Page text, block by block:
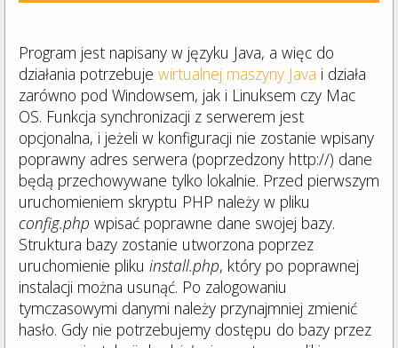
Program jest napisany w języku Java, a więc do
działania potrzebuje wirtualnej maszyny Java i działa
zarówno pod Windowsem, jak i Linuksem czy Mac
OS. Funkcja synchronizacji z serwerem jest
opcjonalna, i jeżeli w konfiguracji nie zostanie wpisany
poprawny adres serwera (poprzedzony http://) dane
będą przechowywane tylko lokalnie. Przed pierwszym
uruchomieniem skryptu PHP należy w pliku
config.php wpisać poprawne dane swojej bazy.
Struktura bazy zostanie utworzona poprzez
uruchomienie pliku install.php, który po poprawnej
instalacji można usunąć. Po zalogowaniu
tymczasowymi danymi należy przynajmniej zmienić
hasło. Gdy nie potrzebujemy dostępu do bazy przez